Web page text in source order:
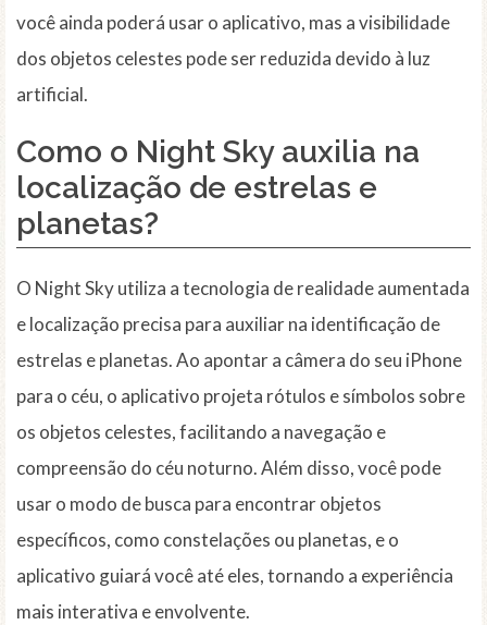
você ainda poderá usar o aplicativo, mas a visibilidade
dos objetos celestes pode ser reduzida devido à luz
artificial.
Como o Night Sky auxilia na
localização de estrelas e
planetas?
O Night Sky utiliza a tecnologia de realidade aumentada
e localização precisa para auxiliar na identificação de
estrelas e planetas. Ao apontar a câmera do seu iPhone
para o céu, o aplicativo projeta rótulos e símbolos sobre
os objetos celestes, facilitando a navegação e
compreensão do céu noturno. Além disso, você pode
usar o modo de busca para encontrar objetos
específicos, como constelações ou planetas, e o
aplicativo guiará você até eles, tornando a experiência
mais interativa e envolvente.